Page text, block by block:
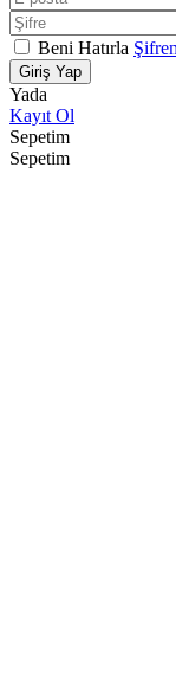
Beni Hatırla
Giriş Yap
Yada
Kayıt Ol
Sepetim
Sepetim